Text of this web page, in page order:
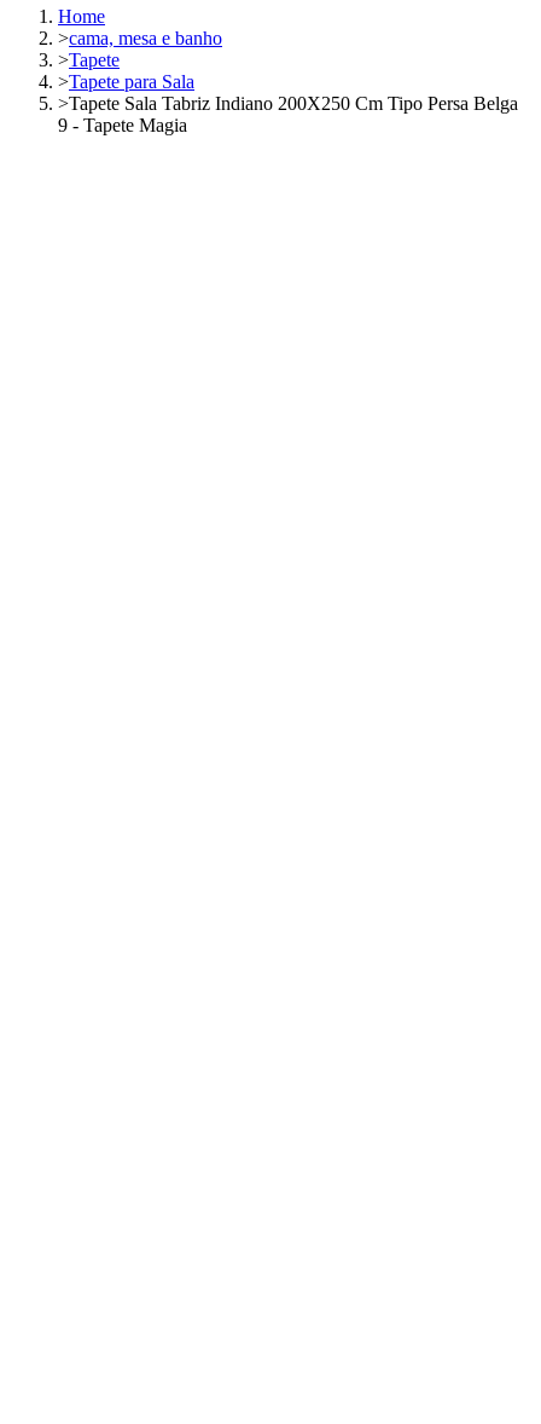
Home
>cama, mesa e banho
>Tapete
>Tapete para Sala
>Tapete Sala Tabriz Indiano 200X250 Cm Tipo Persa Belga
9 - Tapete Magia